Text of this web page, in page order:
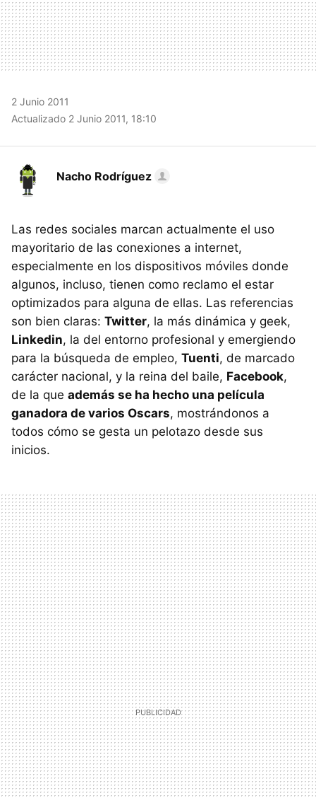
2 Junio 2011
Actualizado 2 Junio 2011, 18:10
Nacho Rodríguez
Las redes sociales marcan actualmente el uso
mayoritario de las conexiones a internet,
especialmente en los dispositivos móviles donde
algunos, incluso, tienen como reclamo el estar
optimizados para alguna de ellas. Las referencias
son bien claras: Twitter, la más dinámica y geek,
Linkedin, la del entorno profesional y emergiendo
para la búsqueda de empleo, Tuenti, de marcado
carácter nacional, y la reina del baile, Facebook,
de la que además se ha hecho una película
ganadora de varios Oscars, mostrándonos a
todos cómo se gesta un pelotazo desde sus
inicios.